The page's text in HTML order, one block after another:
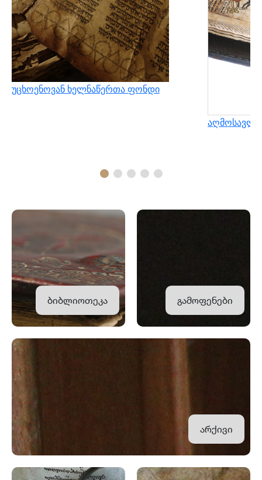
უცხოენოვან ხელნაწერთა ფონდი
ბიბლიოთეკა გამოფენები
არქივი